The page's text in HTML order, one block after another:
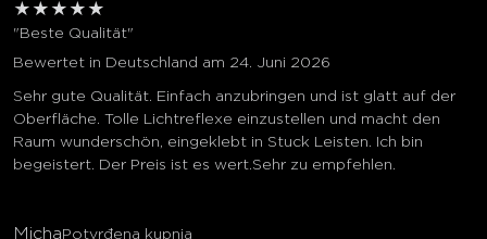
★ ★ ★ ★ ★
"Beste Qualität"
Bewertet in Deutschland am 24. Juni 2026
Sehr gute Qualität. Einfach anzubringen und ist glatt auf der
Oberfläche. Tolle Lichtreflexe einzustellen und macht den
Raum wunderschön, eingeklebt in Stuck Leisten. Ich bin
begeistert. Der Preis ist es wert.Sehr zu empfehlen.
Micha Potvrđena kupnja